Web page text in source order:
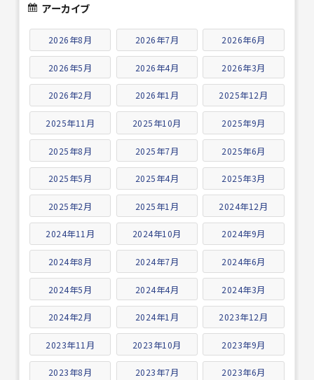
アーカイブ
2026年8月 2026年7月 2026年6月
2026年5月 2026年4月 2026年3月
2026年2月 2026年1月 2025年12月
2025年11月 2025年10月 2025年9月
2025年8月 2025年7月 2025年6月
2025年5月 2025年4月 2025年3月
2025年2月 2025年1月 2024年12月
2024年11月 2024年10月 2024年9月
2024年8月 2024年7月 2024年6月
2024年5月 2024年4月 2024年3月
2024年2月 2024年1月 2023年12月
2023年11月 2023年10月 2023年9月
2023年8月 2023年7月 2023年6月